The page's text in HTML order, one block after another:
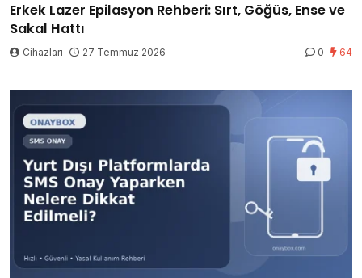
Erkek Lazer Epilasyon Rehberi: Sırt, Göğüs, Ense ve
Sakal Hattı
Cihazları 27 Temmuz 2026 0 64